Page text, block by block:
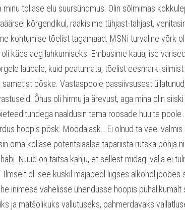
tollase elu suursündmus. Olin sõlmimas
kõrgendikul, rääkisime tühjast-tähjast,
kohtumise tõelist tagamaad. MSNi turvaline võrk
käes aeg lahkumiseks. Embasime kaua, ise
laubale, kuid peatumata, tõelist eesmärki
põske. Vastaspoole passiivsusest
Õhus oli hirmu ja ärevust, aga mina olin
naaldusin tema roosade huulte
hoopis põsk. Möödalask… Ei olnud ta veel valmis
oma kollase potentsiaalse tapariista rutska põhja
Nüüd on täitsa kahju, et sellest midagi välja ei
Ilmselt oli see kuskil majapeol liigses
inimese vahelisse ühendusse hoopis
ja matšolikuks vallutuseks, pahmerdavaks